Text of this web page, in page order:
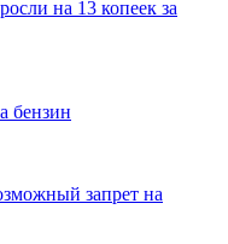
на 13 копеек за
бензин
запрет на